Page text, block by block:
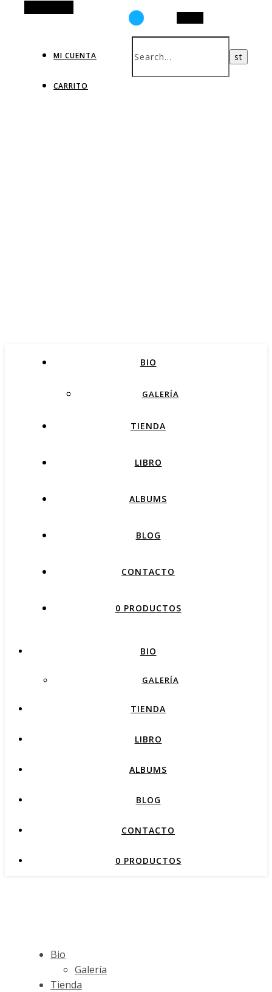
MI CUENTA
CARRITO
BIO
GALERÍA
TIENDA
LIBRO
ALBUMS
BLOG
CONTACTO
0 PRODUCTOS
BIO
GALERÍA
TIENDA
LIBRO
ALBUMS
BLOG
CONTACTO
0 PRODUCTOS
Bio
Galería
Tienda